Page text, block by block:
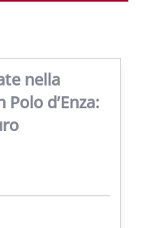
nella
d’Enza: